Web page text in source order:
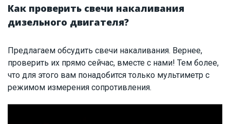
Как проверить свечи накаливания
дизельного двигателя?
Предлагаем обсудить свечи накаливания. Вернее,
проверить их прямо сейчас, вместе с нами! Тем более,
что для этого вам понадобится только мультиметр с
режимом измерения сопротивления.